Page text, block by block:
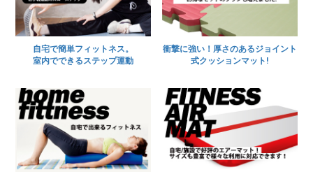
自宅で簡単フィットネス。
室内でできるステップ運動
衝撃に強い！厚さのあるジョイント
式クッションマット!